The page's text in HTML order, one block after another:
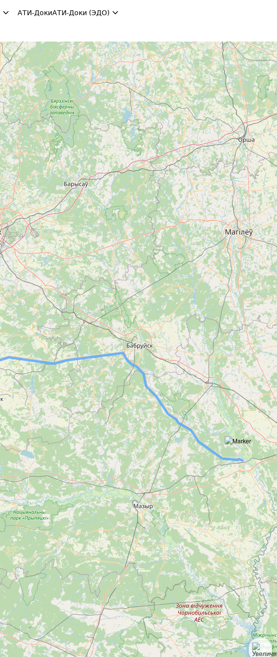
АТИ-ДокиАТИ-Доки (ЭДО)